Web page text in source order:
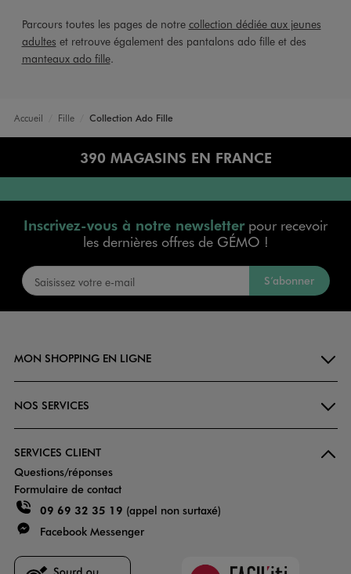
Parcours toutes les pages de notre collection dédiée aux jeunes
adultes et retrouve également des pantalons ado fille et des
manteaux ado fille.
Accueil Fille Collection Ado Fille
390 MAGASINS EN FRANCE
Inscrivez-vous à notre newsletterpour recevoir
les dernières offres de GÉMO !
S’abonner
MON SHOPPING EN LIGNE
NOS SERVICES
SERVICES CLIENT
Questions/réponses
Formulaire de contact
09 69 32 35 19 (appel non surtaxé)
Facebook Messenger
Faciliti